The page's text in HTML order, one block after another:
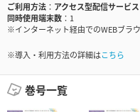
ご利用方法
アクセス型配信サービス
同時使用端末数
1
※インターネット経由でのWEBブラ
※導入・利用方法の詳細はこちら
巻号一覧